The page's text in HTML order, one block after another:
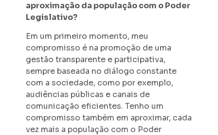
aproximação da população com o Poder
Legislativo?
Em um primeiro momento, meu
compromisso é na promoção de uma
gestão transparente e participativa,
sempre baseada no diálogo constante
com a sociedade, como por exemplo,
audiências públicas e canais de
comunicação eficientes. Tenho um
compromisso também em aproximar, cada
vez mais a população com o Poder